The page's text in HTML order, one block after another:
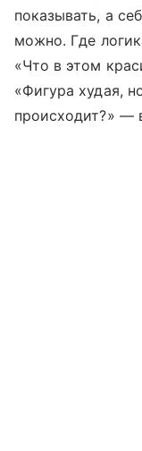
показывать, а
можно. Где
«Что в этом
«Фигура худая,
происходит?» —